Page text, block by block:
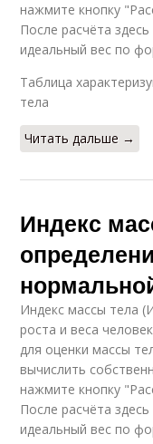
нажмите кнопку
После расчёта
идеальный вес по
Таблица
тела
Читать дальше →
Индекс
Индекс массы тела
роста и веса
для оценки массы
вычислить
нажмите кнопку
После расчёта
идеальный вес по